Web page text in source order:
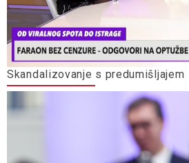
Skandalizovanje s predumišljajem